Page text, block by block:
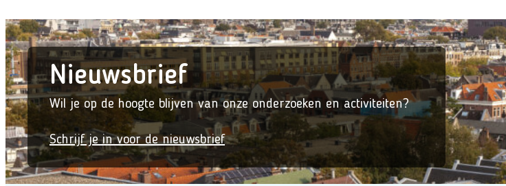
Nieuwsbrief
Wil je op de hoogte blijven van onze onderzoeken en activiteiten?
Schrijf je in voor de nieuwsbrief